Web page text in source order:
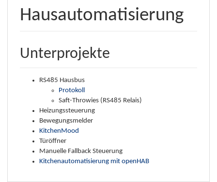
Hausautomatisierung
Unterprojekte
RS485 Hausbus
Protokoll
Saft-Throwies (RS485 Relais)
Heizungssteuerung
Bewegungsmelder
KitchenMood
Türöffner
Manuelle Fallback Steuerung
Kitchenautomatisierung mit openHAB